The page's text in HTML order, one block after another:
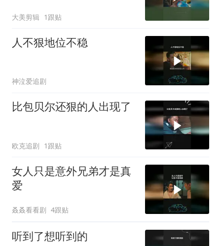
大美剪辑 1跟贴
人不狠地位不稳
神泣爱追剧
比包贝尔还狠的人出现了
欧克追剧 1跟贴
女人只是意外兄弟才是真
爱
叒叒看看剧 4跟贴
听到了想听到的